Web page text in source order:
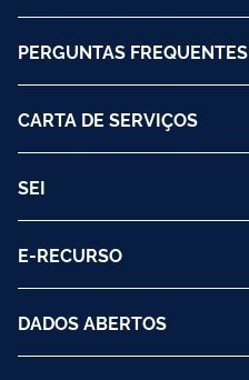
PERGUNTAS FREQUENTES
CARTA DE SERVIÇOS
SEI
E-RECURSO
DADOS ABERTOS